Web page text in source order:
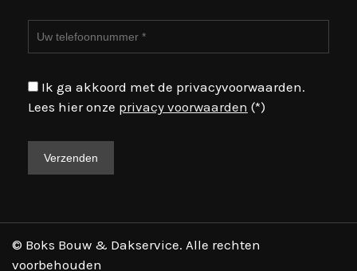
Ik ga akkoord met de privacyvoorwaarden.
Lees hier onze privacy voorwaarden (*)
© Boks Bouw & Dakservice. Alle rechten
voorbehouden